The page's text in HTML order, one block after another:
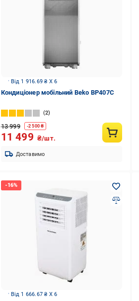
Від 1 916.69 ₴ X 6
Кондиціонер мобільний Beko BP407C
2
13 999 -2 500₴
11 499 ₴/шт.
Доставимо
Від 1 666.67 ₴ X 6